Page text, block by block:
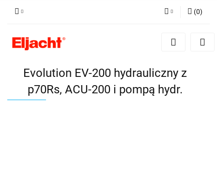
Zaloguj się
(0)
Evolution EV-200 hydrauliczny z
p70Rs, ACU-200 i pompą hydr.